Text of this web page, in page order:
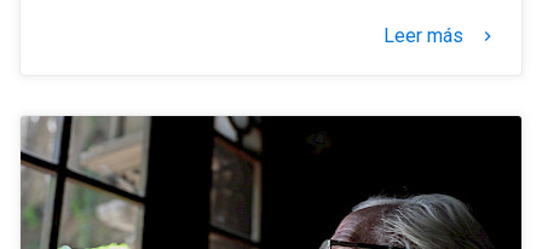
Leer más keyboard_arrow_right